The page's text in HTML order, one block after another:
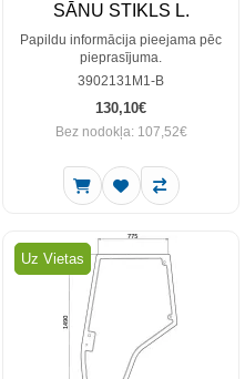
SĀNU STIKLS L.
Papildu informācija pieejama pēc
pieprasījuma.
3902131M1-B
130,10€
Bez nodokļa: 107,52€
Uz Vietas